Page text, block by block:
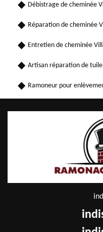
Débistrage de cheminée
Réparation de cheminée
Entretien de cheminée
Artisan réparation de
Ramoneur pour